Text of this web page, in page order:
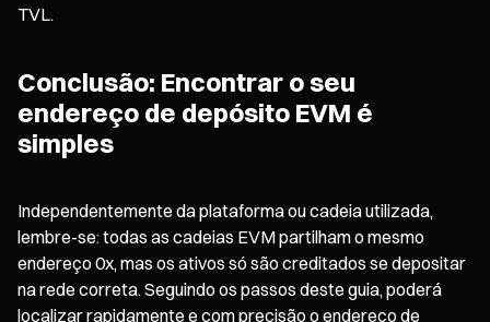
TVL.
Conclusão: Encontrar o seu
endereço de depósito EVM é
simples
Independentemente da plataforma ou cadeia utilizada,
lembre-se: todas as cadeias EVM partilham o mesmo
endereço 0x, mas os ativos só são creditados se depositar
na rede correta. Seguindo os passos deste guia, poderá
localizar rapidamente e com precisão o endereço de